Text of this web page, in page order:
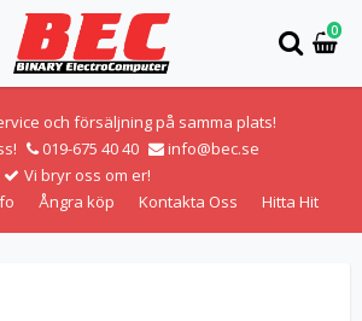
0
och försäljning på samma plats!
019-675 40 40
info@bec.se
Vi bryr oss om er!
Ångra köp Kontakta Oss Hitta Hit